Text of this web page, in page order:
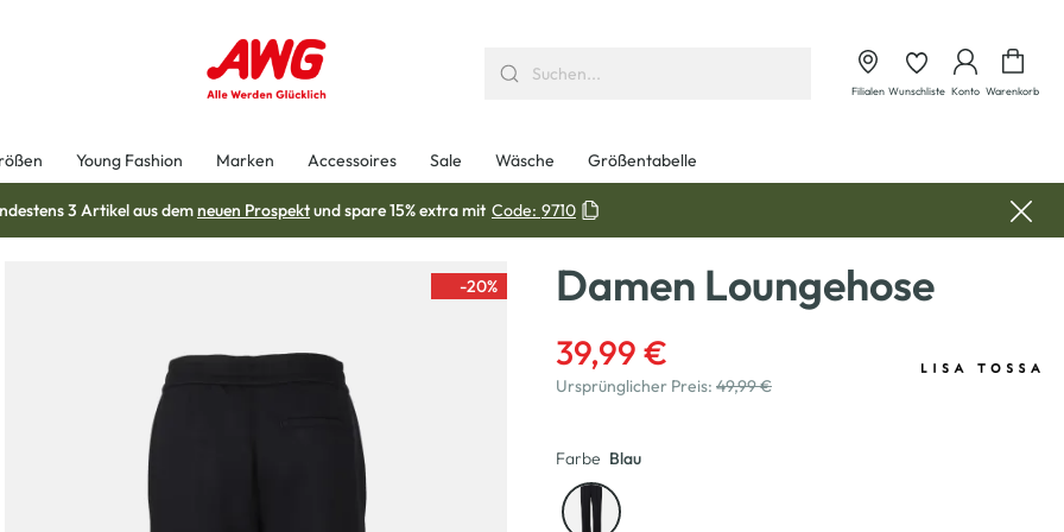
Filialen Wunschliste Konto Warenkorb
Young Fashion Marken Accessoires Sale Wäsche Größentabelle
3 Artikel aus demneuen Prospektund spare 15% extra mit Code: 9710
-20% Damen Loungehose
39,99 €
Ursprünglicher Preis: 49,99 €
Farbe Blau